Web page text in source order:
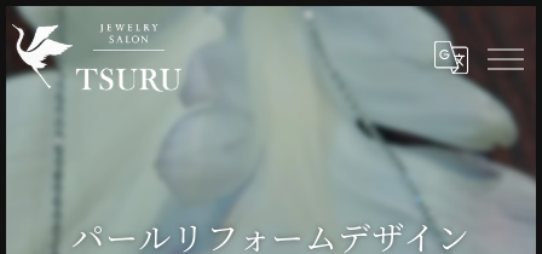
パールリフォームデザイン